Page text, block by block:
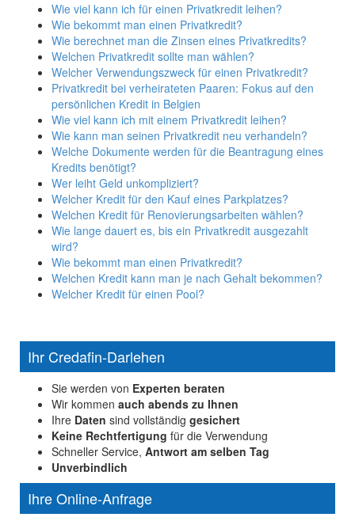
Wie viel kann ich für einen Privatkredit leihen?
Wie bekommt man einen Privatkredit?
Wie berechnet man die Zinsen eines Privatkredits?
Welchen Privatkredit sollte man wählen?
Welcher Verwendungszweck für einen Privatkredit?
Privatkredit bei verheirateten Paaren: Fokus auf den
persönlichen Kredit in Belgien
Wie viel kann ich mit einem Privatkredit leihen?
Wie kann man seinen Privatkredit neu verhandeln?
Welche Dokumente werden für die Beantragung eines
Kredits benötigt?
Wer leiht Geld unkompliziert?
Welcher Kredit für den Kauf eines Parkplatzes?
Welchen Kredit für Renovierungsarbeiten wählen?
Wie lange dauert es, bis ein Privatkredit ausgezahlt
wird?
Wie bekommt man einen Privatkredit?
Welchen Kredit kann man je nach Gehalt bekommen?
Welcher Kredit für einen Pool?
Ihr Credafin-Darlehen
Sie werden von Experten beraten
Wir kommen auch abends zu Ihnen
Ihre Daten sind vollständig gesichert
Keine Rechtfertigung für die Verwendung
Schneller Service, Antwort am selben Tag
Unverbindlich
Ihre Online-Anfrage